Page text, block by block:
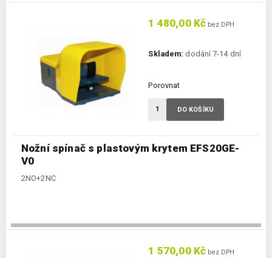
Nožní spínač s plastovým krytem EFS20GE-
V0
2NO+2NC
1 480,00 Kč bez DPH
Skladem: dodání 7-14 dní
Porovnat
DO KOŠÍKU
1 570,00 Kč bez DPH